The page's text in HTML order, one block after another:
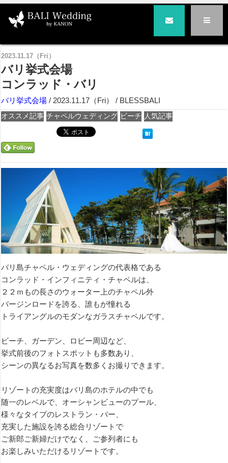
>バリ挙式会場 > バリ挙式会場
コンラッド・バリ
2023.11.17（Fri）
バリ挙式会場
コンラッド・バリ
バリ挙式会場 / 2023.11.17（Fri） / BLESSBALI
オススメ記事 チャペルウェディング ビーチ 人気記事
バリ島チャペル・ウェディングの代表格である
コンラッド・インフィニティ・チャペルは、
２２ｍもの長さのウォーター上のチャペル外
バージンロードを誇る、誰もが憧れる
トライアングルのモダンなガラスチャペルです。
ビーチ、ガーデン、ロビー周辺など、
挙式前後のフォトスポットも多数あり、
シーンの異なるお写真を数多くお撮りできます。
リゾートの充実度はバリ島のホテルの中でも
随一のレベルで、オーシャンビューのプール、
様々なタイプのレストラン・バー、
充実した施設を誇る総合リゾートで
ご新郎ご新婦だけでなく、ご参列者にも
お楽しみいただけるリゾートです。